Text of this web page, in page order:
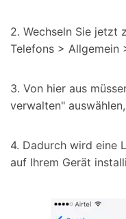
2. Wechseln Sie jetzt
Telefons > Allgemein
3. Von hier aus
verwalten"
4. Dadurch wird eine
auf Ihrem Gerät